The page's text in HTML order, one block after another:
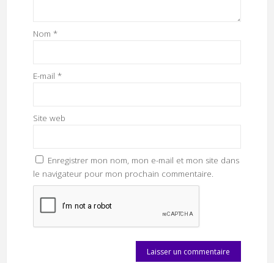
Nom *
E-mail *
Site web
Enregistrer mon nom, mon e-mail et mon site dans
le navigateur pour mon prochain commentaire.